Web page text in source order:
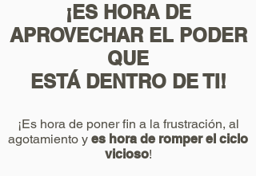
¡ES HORA DE
APROVECHAR EL PODER
QUE
ESTÁ DENTRO DE TI!
¡Es hora de poner fin a la frustración, al
agotamiento y es hora de romper el ciclo
vicioso!